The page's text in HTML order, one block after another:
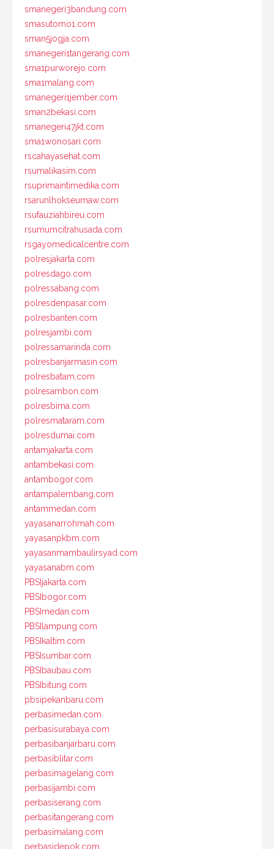
smanegeri3bandung.com
smasutomo1.com
sman5jogja.com
smanegeri1tangerang.com
sma1purworejo.com
sma1malang.com
smanegeri1jember.com
sman2bekasi.com
smanegeri47jkt.com
sma1wonosari.com
rscahayasehat.com
rsumalikasim.com
rsuprimaintimedika.com
rsarunlhokseumaw.com
rsufauziahbireu.com
rsumumcitrahusada.com
rsgayomedicalcentre.com
polresjakarta.com
polresdago.com
polressabang.com
polresdenpasar.com
polresbanten.com
polresjambi.com
polressamarinda.com
polresbanjarmasin.com
polresbatam.com
polresambon.com
polresbima.com
polresmataram.com
polresdumai.com
antamjakarta.com
antambekasi.com
antambogor.com
antampalembang.com
antammedan.com
yayasanarrohmah.com
yayasanpkbm.com
yayasanmambaulirsyad.com
yayasanabm.com
PBSIjakarta.com
PBSIbogor.com
PBSImedan.com
PBSIlampung.com
PBSIkaltim.com
PBSIsumbar.com
PBSIbaubau.com
PBSIbitung.com
pbsipekanbaru.com
perbasimedan.com
perbasisurabaya.com
perbasibanjarbaru.com
perbasiblitar.com
perbasimagelang.com
perbasijambi.com
perbasiserang.com
perbasitangerang.com
perbasimalang.com
perbasidepok.com